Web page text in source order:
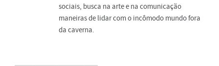
sociais, busca na arte e na comunicação
maneiras de lidar com o incômodo mundo fora
da caverna.